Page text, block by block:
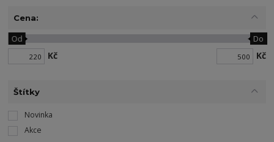
Cena:
Kč
Od Do
Kč
Štítky
Novinka
Akce